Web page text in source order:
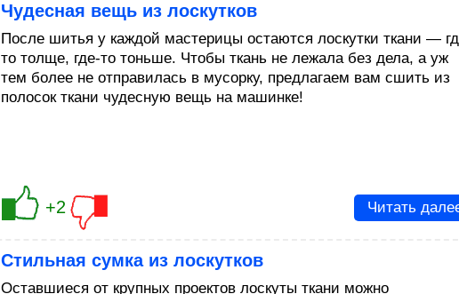
Чудесная вещь из лоскутков
После шитья у каждой мастерицы остаются лоскутки ткани —
то толще, где-то тоньше. Чтобы ткань не лежала без дела, а уж
тем более не отправилась в мусорку, предлагаем вам сшить из
полосок ткани чудесную вещь на машинке!
+2 Читать
Стильная сумка из лоскутков
Оставшиеся от крупных проектов лоскуты ткани можно